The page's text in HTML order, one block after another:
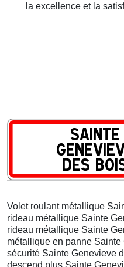
la excellence et la
Volet roulant métallique
rideau métallique Sainte
rideau métallique Sainte
métallique en panne
sécurité Sainte Genevieve
descend plus Sainte